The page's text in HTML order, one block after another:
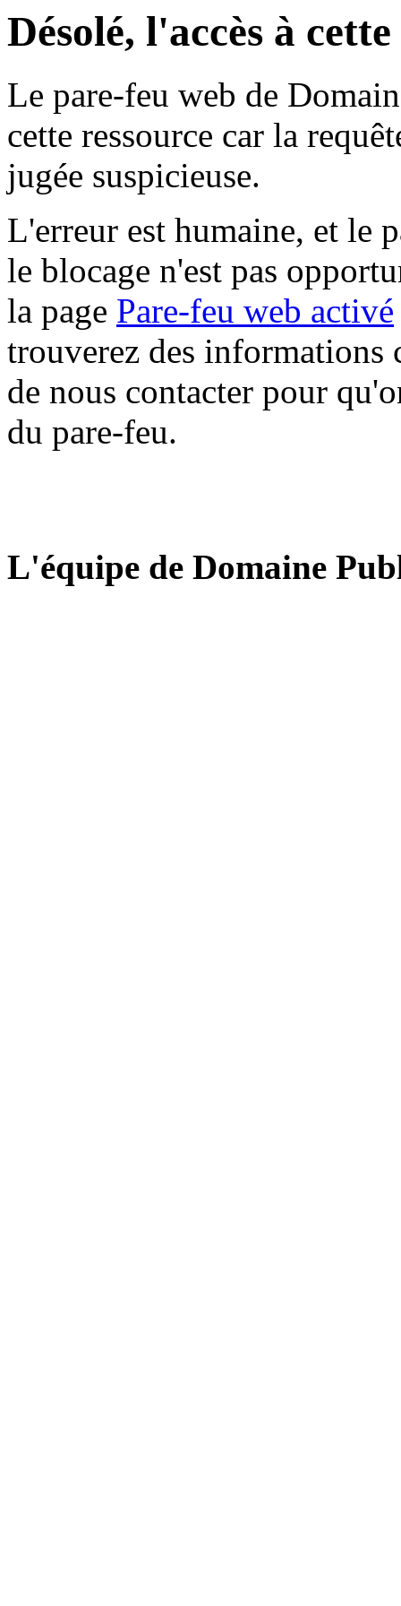
Désolé, l'accès à
Le pare-feu web de
cette ressource car la
jugée suspicieuse.
L'erreur est humaine, et le
le blocage n'est pas
la page Pare-feu web activé
trouverez des informations
de nous contacter pour
du pare-feu.
L'équipe de Domaine